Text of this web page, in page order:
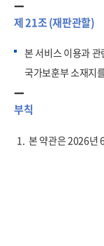
제 21조 (재판관할)
본 서비스 이용과
국가보훈부 소재지
부칙
1. 본 약관은 2026년